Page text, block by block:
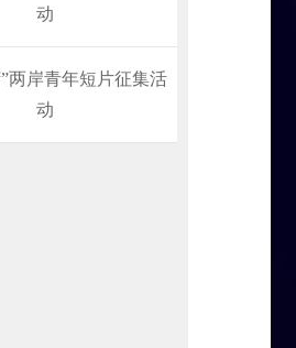
动
两岸青年短片征集活
动